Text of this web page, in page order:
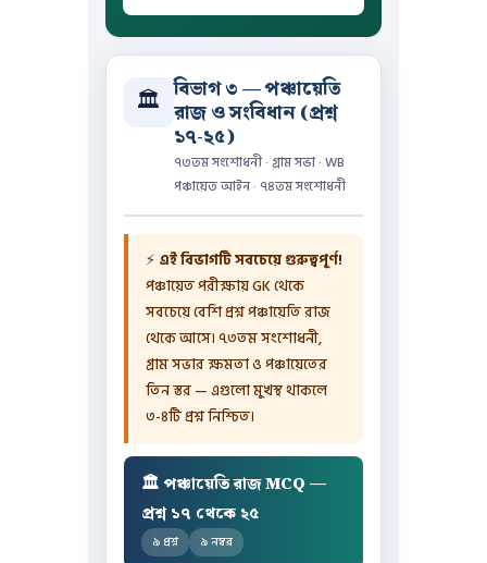
🏛️ বিভাগ ৩ — পঞ্চায়েতি
রাজ ও সংবিধান (প্রশ্ন
১৭-২৫)
৭৩তম সংশোধনী · গ্রাম সভা · WB
পঞ্চায়েত আইন · ৭৪তম সংশোধনী
⚡ এই বিভাগটি সবচেয়ে গুরুত্বপূর্ণ!
পঞ্চায়েত পরীক্ষায় GK থেকে
সবচেয়ে বেশি প্রশ্ন পঞ্চায়েতি রাজ
থেকে আসে। ৭৩তম সংশোধনী,
গ্রাম সভার ক্ষমতা ও পঞ্চায়েতের
তিন স্তর — এগুলো মুখস্থ থাকলে
৩-৪টি প্রশ্ন নিশ্চিত।
🏛️ পঞ্চায়েতি রাজ MCQ —
প্রশ্ন ১৭ থেকে ২৫
৯ প্রশ্ন ৯ নম্বর